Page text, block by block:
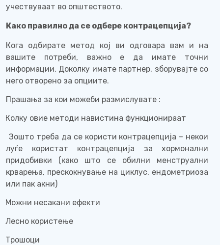
учествуваат во општеството.
Како правилно да се одбере контрацепција?
Кога одбирате метод кој ви одговара вам и на
вашите потреби, важно е да имате точни
информации. Доколку имате партнер, зборувајте со
него отворено за опциите.
Прашања за кои можеби размислувате :
Колку овие методи навистина функционираат
Зошто треба да се користи контрацепција – некои
луѓе користат контрацепција за хормонални
придобивки (како што се обилни менструални
крварења, прескокнување на циклус, ендометриоза
или пак акни)
Можни несакани ефекти
Лесно користење
Трошоци